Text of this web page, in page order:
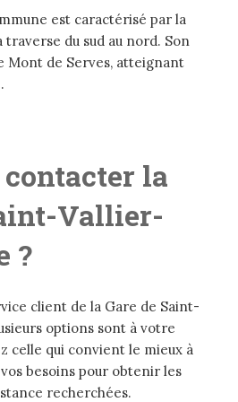
est caractérisé par la
traverse du sud au nord. Son
Mont de Serves, atteignant
la
Vallier-
?
client de la Gare de Saint-
options sont à votre
celle qui convient le mieux à
besoins pour obtenir les
recherchées.